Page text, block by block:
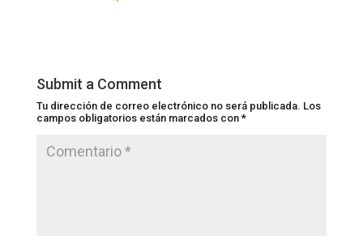
Submit a Comment
Tu dirección de correo electrónico no será publicada. Los
campos obligatorios están marcados con *